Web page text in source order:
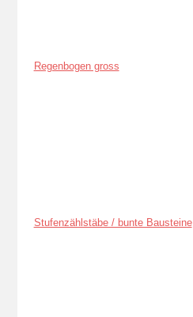
Regenbogen gross
Stufenzählstäbe / bunte Bausteine